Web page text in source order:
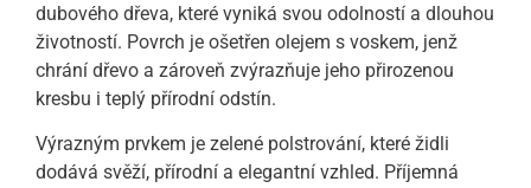
dubového dřeva, které vyniká svou odolností a dlouhou
životností. Povrch je ošetřen olejem s voskem, jenž
chrání dřevo a zároveň zvýrazňuje jeho přirozenou
kresbu i teplý přírodní odstín.
Výrazným prvkem je zelené polstrování, které židli
dodává svěží, přírodní a elegantní vzhled. Příjemná